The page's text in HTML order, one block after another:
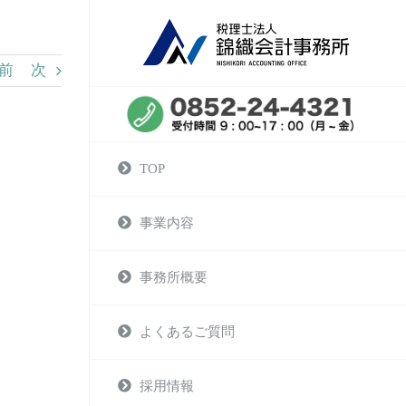
TOP
事業内容
事務所概要
よくあるご質問
採用情報
次